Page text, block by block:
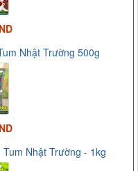
Nhật Trường 500g
Nhật Trường - 1kg